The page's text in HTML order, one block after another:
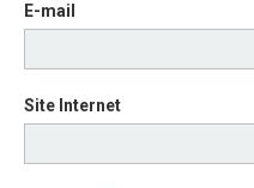
E-mail
Site Internet